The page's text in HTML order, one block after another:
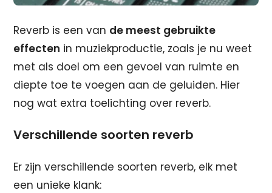
Reverb is een van de meest gebruikte
effecten in muziekproductie, zoals je nu weet
met als doel om een gevoel van ruimte en
diepte toe te voegen aan de geluiden. Hier
nog wat extra toelichting over reverb.
Verschillende soorten reverb
Er zijn verschillende soorten reverb, elk met
een unieke klank: